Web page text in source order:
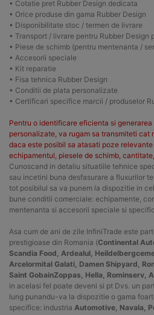
• Cotatie pret Rubber Design dedicata
• Orice produse din gama Rubber Design
• Disponibilitate stoc / termen de livrare
• Transport / livrare pentru Rubber Design
• Piese de schimb (pentru mentenanta /
• Accesorii speciale
• Kit reparatie
• Fisa tehnica Rubber Design
• Conditii de plata personalizate
• Certificari specifice marcii / produselor
Pentru o identificare eficienta si
personalizate, va rugam sa transmiteti cat
daca este posibil sa atasati poze
echipamentul, piesele de schimb,
Cunoscand in detaliu situatiile tehnice
sau incetini buna desfasurare a fluxurilor
tot posibilul sa va punem la dispozitie in
bune conditii comerciale: echipamente,
mentenanta si accesorii speciale si
Asa cum de ani de zile InfiniTrade este
prestigioase din Romania (Continental
Scandia Food, Ardealul,
Arcelormital Galati, Damen Shipyard,
Saint GobainZoppas, Hella, Rominserv,
in acelasi fel poate deveni si pt Dvs. un
lung punandu-va la dispozitie o gama
specifice: industria Automotive, Navala,